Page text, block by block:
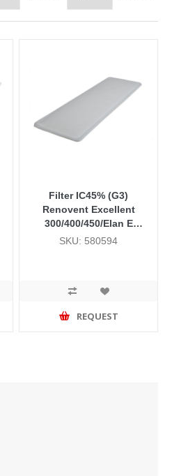
Filter IC45% (G3)
Renovent Excellent
300/400/450/Elan E
(doos 50 stuks)
SKU: 580594
REQUEST